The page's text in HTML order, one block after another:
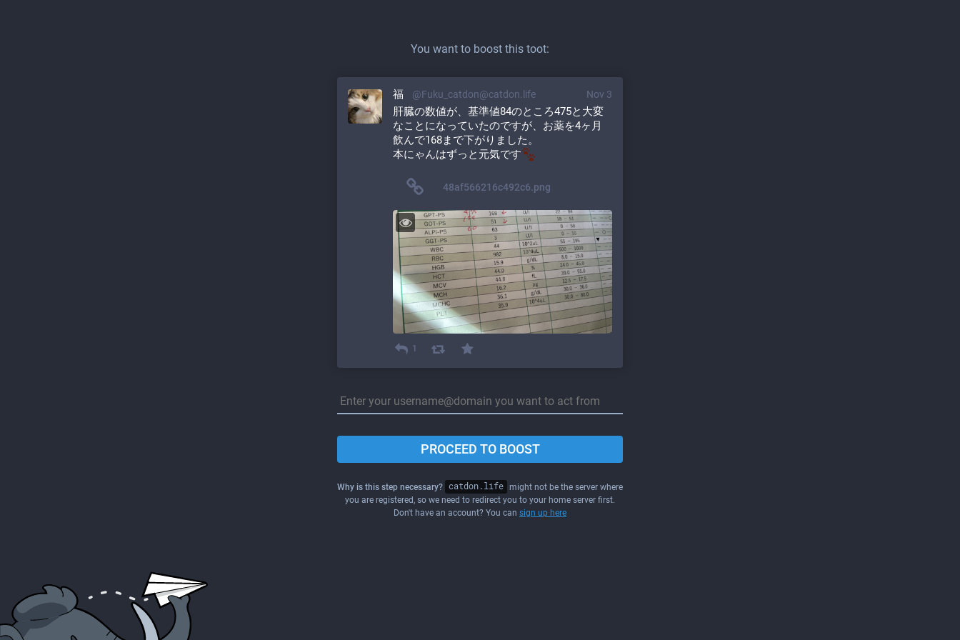
You want to boost this toot:
Nov 3
福 @Fuku_catdon@catdon.life
肝臓の数値が、基準値84のところ475と大変
なことになっていたのですが、お薬を4ヶ月
飲んで168まで下がりました。
本にゃんはずっと元気です
48af566216c492c6.png
1
PROCEED TO BOOST
Why is this step necessary? catdon.life might not be the server where
you are registered, so we need to redirect you to your home server first.
Don't have an account? You can sign up here